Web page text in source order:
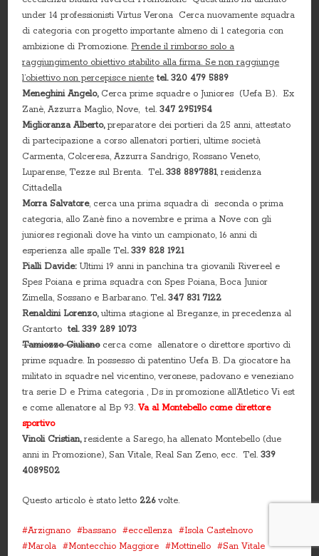
under 14 professionisti Virtus Verona Cerca nuovamente squadra
di categoria con progetto importante almeno di 1 categoria con
ambizione di Promozione. Prende il rimborso solo a
raggiungimento obiettivo stabilito alla firma. Se non raggiunge
l’obiettivo non percepisce niente tel. 320 479 5889
Meneghini Angelo, Cerca prime squadre o Juniores (Uefa B). Ex
Zanè, Azzurra Maglio, Nove, tel.347 2951954
Miglioranza Alberto,preparatore dei portieri da 25 anni, attestato
di partecipazione a corso allenatori portieri, ultime società
Carmenta, Colceresa, Azzurra Sandrigo, Rossano Veneto,
Luparense, Tezze sul Brenta. Tel. 338 8897881, residenza
Cittadella
Morra Salvatore, cerca una prima squadra di seconda o prima
categoria, allo Zanè fino a novembre e prima a Nove con gli
juniores regionali dove ha vinto un campionato, 16 anni di
esperienza alle spalle Tel. 339 828 1921
Pialli Davide: Ultimi 19 anni in panchina tra giovanili Rivereel e
Spes Poiana e prima squadra con Spes Poiana, Boca Junior
Zimella, Sossano e Barbarano. Tel. 347 831 7122
Renaldini Lorenzo,ultima stagione al Breganze, in precedenza al
Grantorto tel. 339 289 1073
Tamiozzo Giuliano cerca come allenatore o direttore sportivo di
prime squadre. In possesso di patentino Uefa B. Da giocatore ha
militato in squadre nel vicentino, veronese, padovano e veneziano
tra serie D e Prima categoria , Ds in promozione all’Atletico Vi est
e come allenatore al Bp 93.Va al Montebello come direttore
sportivo
Vinoli Cristian,residente a Sarego, ha allenato Montebello (due
anni in Promozione), San Vitale, Real San Zeno, ecc. Tel.339
4089502
Questo articolo è stato letto 226volte.
Arzignano bassano eccellenza
Isola Castelnovo
Marola
Montecchio Maggiore Mottinello San Vitale